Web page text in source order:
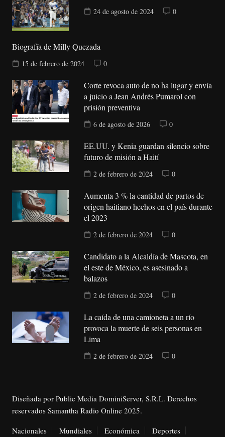
24 de agosto de 2024 0
Biografía de Milly Quezada
15 de febrero de 2024 0
Corte revoca auto de no ha lugar y envía
a juicio a Jean Andrés Pumarol con
prisión preventiva
6 de agosto de 2026 0
EE.UU. y Kenia guardan silencio sobre
futuro de misión a Haití
2 de febrero de 2024 0
Aumenta 3 % la cantidad de partos de
origen haitiano hechos en el país durante
el 2023
2 de febrero de 2024 0
Candidato a la Alcaldía de Mascota, en
el este de México, es asesinado a
balazos
2 de febrero de 2024 0
La caída de una camioneta a un río
provoca la muerte de seis personas en
Lima
2 de febrero de 2024 0
Diseñada por Public Media DominiServer, S.R.L. Derechos
reservados Samantha Radio Online 2025.
Nacionales
Mundiales Económica Deportes